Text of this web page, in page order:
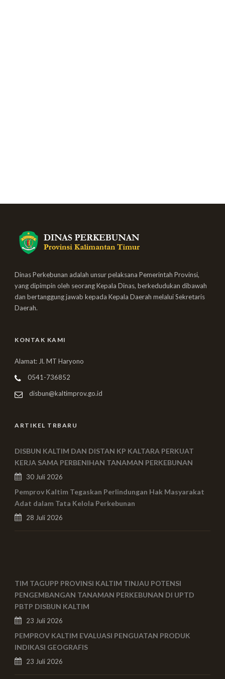
Dinas Perkebunan adalah unsur pelaksana Pemerintah Provinsi,
yang dipimpin oleh seorang Kepala Dinas, berkedudukan dibawah
dan bertanggung jawab kepada Kepala Daerah melalui Sekretaris
Daerah.
KONTAK KAMI
Alamat: Jl. MT Haryono
0541-736852
disbun@kaltimprov.go.id
ARTIKEL TRBARU
DISBUN KALTIM DAN DISTAN KP KALTARA PERKUAT
KERJA SAMA PERBENIHAN TANAMAN PERKEBUNAN
30 Juli 2026
Pemprov Kaltim Tegaskan Perlindungan Hak Masyarakat
Adat dalam Tata Kelola Perkebunan
28 Juli 2026
TIM TAGUPP PROVINSI KALTIM TINJAU POTENSI
PENGEMBANGAN TANAMAN PERKEBUNAN DI UPTD
PBTP DISBUN KALTIM
23 Juli 2026
PEMPROV KALTIM EVALUASI PENGUATAN PRODUK
INDIKASI GEOGRAFIS
23 Juli 2026